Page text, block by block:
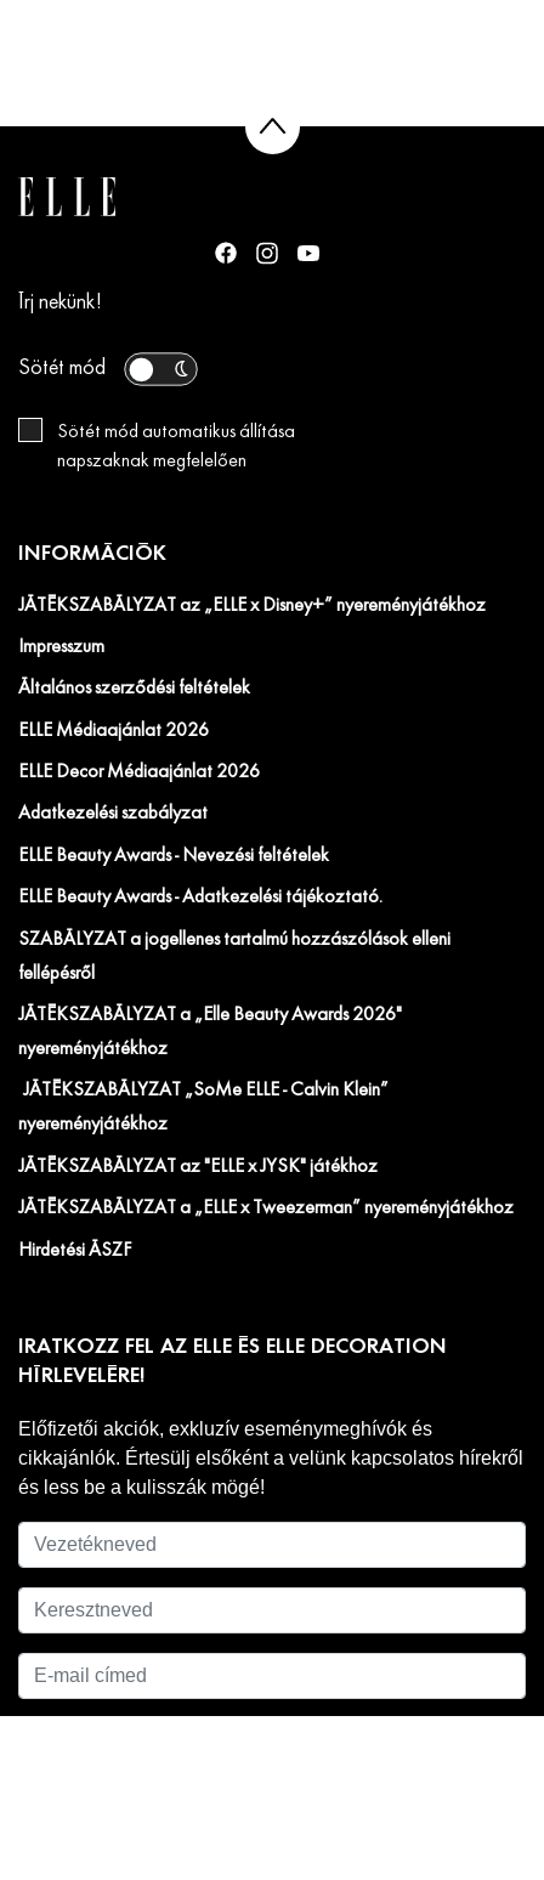
Írj nekünk!
Sötét mód
Sötét mód automatikus állítása
napszaknak megfelelően
INFORMÁCIÓK
JÁTÉKSZABÁLYZAT az „ELLE x Disney+” nyereményjátékhoz
Impresszum
Általános szerződési feltételek
ELLE Médiaajánlat 2026
ELLE Decor Médiaajánlat 2026
Adatkezelési szabályzat
ELLE Beauty Awards - Nevezési feltételek
ELLE Beauty Awards - Adatkezelési tájékoztató.
SZABÁLYZAT a jogellenes tartalmú hozzászólások elleni
fellépésről
JÁTÉKSZABÁLYZAT a „Elle Beauty Awards 2026"
nyereményjátékhoz
JÁTÉKSZABÁLYZAT „SoMe ELLE - Calvin Klein”
nyereményjátékhoz
JÁTÉKSZABÁLYZAT az "ELLE x JYSK" játékhoz
JÁTÉKSZABÁLYZAT a „ELLE x Tweezerman” nyereményjátékhoz
Hirdetési ÁSZF
IRATKOZZ FEL AZ ELLE ÉS ELLE DECORATION
HÍRLEVELÉRE!
Előfizetői akciók, exkluzív eseménymeghívók és
cikkajánlók. Értesülj elsőként a velünk kapcsolatos hírekről
és less be a kulisszák mögé!